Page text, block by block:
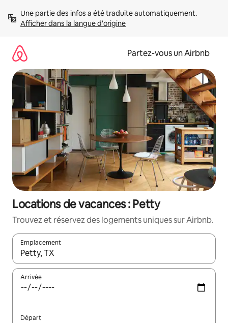
directement
Afficher dans la langue d'origine
Partez-vous un Airbnb
Locations de vacances : Petty
Trouvez et réservez des logements uniques sur Airbnb.
Emplacement
Quand les résultats sont affichés, parcourez-les en utilisant
Arrivée
Départ